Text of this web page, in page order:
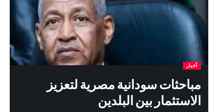
أخبار
مباحثات سودانية مصرية لتعزيز
الاستثمار بين البلدين